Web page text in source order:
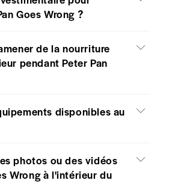
Goes Wrong ?
de la nourriture
pendant Peter Pan
disponibles au
photos ou des vidéos
Wrong à l'intérieur du